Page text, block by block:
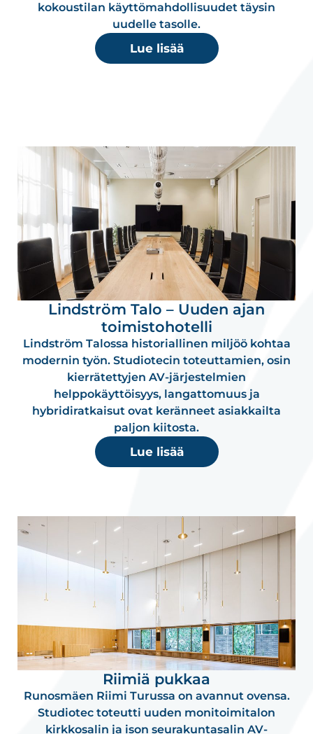
kokoustilan käyttömahdollisuudet täysin
uudelle tasolle.
Lue lisää
Lindström Talo – Uuden ajan
toimistohotelli
Lindström Talossa historiallinen miljöö kohtaa
modernin työn. Studiotecin toteuttamien, osin
kierrätettyjen AV-järjestelmien
helppokäyttöisyys, langattomuus ja
hybridiratkaisut ovat keränneet asiakkailta
paljon kiitosta.
Lue lisää
Riimiä pukkaa
Runosmäen Riimi Turussa on avannut ovensa.
Studiotec toteutti uuden monitoimitalon
kirkkosalin ja ison seurakuntasalin AV-